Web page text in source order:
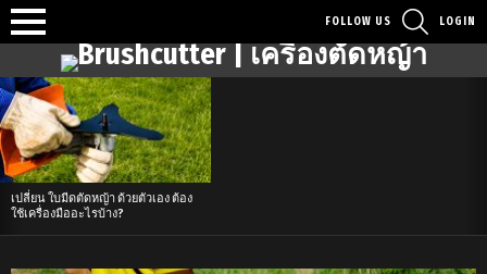
Menu
FOLLOW US
LOGIN
Latest
stories
เปลี่ยน ใบมีดตัดหญ้า ด้วยตัวเอง ต้อง
ใช้เครื่องมืออะไรบ้าง?